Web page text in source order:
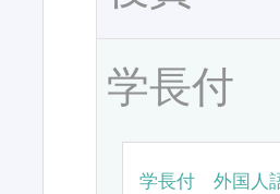
学長付
学長付 外国人